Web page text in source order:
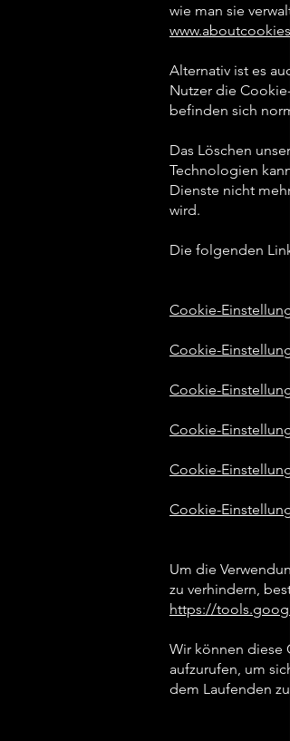
wie man sie
Alternativ ist es
Nutzer die
befinden sich
Das Löschen
Technologien
Dienste nicht
wird.
Die folgenden
Cookie-
Cookie-
Cookie-
Cookie-
Cookie-
Cookie-
Um die
zu verhindern,
https://
Wir können diese
aufzurufen, um
dem Laufenden zu